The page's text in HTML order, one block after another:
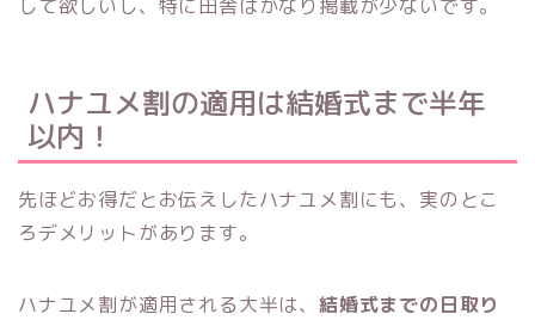
して欲しいし、特に田舎はかなり掲載が少ないです。
ハナユメ割の適用は結婚式まで半年
以内！
先ほどお得だとお伝えしたハナユメ割にも、実のとこ
ろデメリットがあります。
ハナユメ割が適用される大半は、結婚式までの日取り